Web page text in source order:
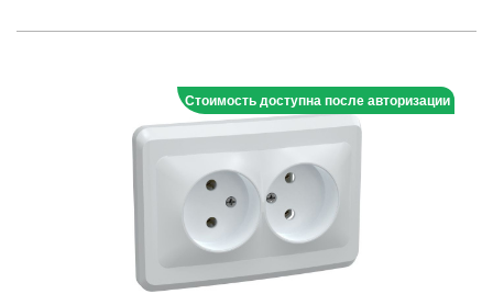
Стоимость доступна после авторизации